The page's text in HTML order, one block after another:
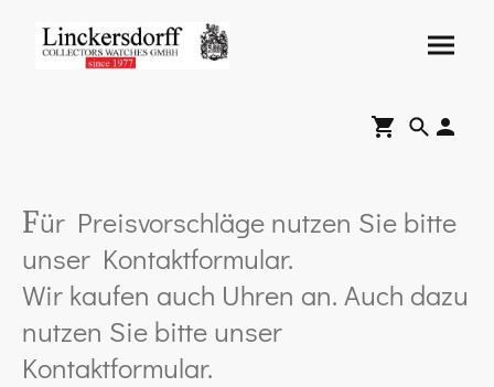
Für Preisvorschläge nutzen Sie bitte
unser Kontaktformular.
Wir kaufen auch Uhren an. Auch dazu
nutzen Sie bitte unser
Kontaktformular.